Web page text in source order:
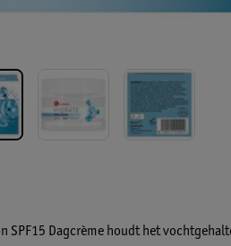
SPF15 Dagcrème houdt het